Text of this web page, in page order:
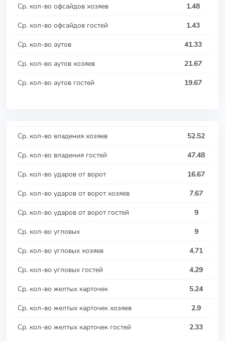
Ср. кол-во офсайдов хозяев
1.48
Ср. кол-во офсайдов гостей
1.43
Ср. кол-во аутов
41.33
Ср. кол-во аутов хозяев
21.67
Ср. кол-во аутов гостей
19.67
Ср. кол-во владения хозяев
52.52
Ср. кол-во владения гостей
47.48
Ср. кол-во ударов от ворот
16.67
Ср. кол-во ударов от ворот хозяев
7.67
Ср. кол-во ударов от ворот гостей
9
Ср. кол-во угловых
9
Ср. кол-во угловых хозяев
4.71
Ср. кол-во угловых гостей
4.29
Ср. кол-во желтых карточек
5.24
Ср. кол-во желтых карточек хозяев
2.9
Ср. кол-во желтых карточек гостей
2.33